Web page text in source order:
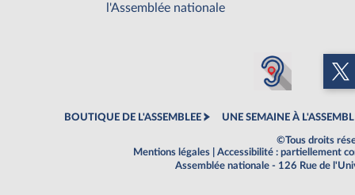
l'Assemblée nationale
BOUTIQUE DE L'ASSEMBLEE UNE SEMAINE À
©Tous droits
Mentions légales
Accessibilité : partiellement
Assemblée nationale - 126 Rue de